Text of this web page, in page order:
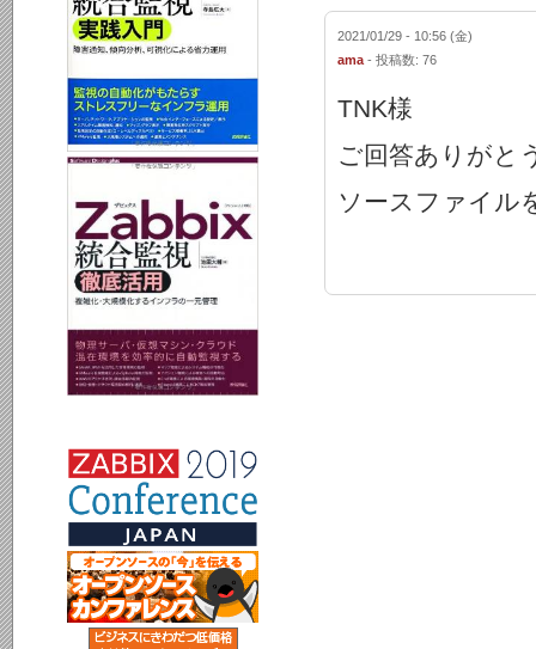
2021/01/29 - 10:56 (金)
ama - 投稿数: 76
TNK様
ご回答ありがと
ソースファイル